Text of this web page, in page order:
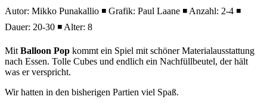
Autor: Mikko Punakallio ◾ Grafik: Paul Laane ◾ Anzahl: 2-4 ◾
Dauer: 20-30 ◾ Alter: 8
Mit Balloon Pop kommt ein Spiel mit schöner Materialausstattung
nach Essen. Tolle Cubes und endlich ein Nachfüllbeutel, der hält
was er verspricht.
Wir hatten in den bisherigen Partien viel Spaß.